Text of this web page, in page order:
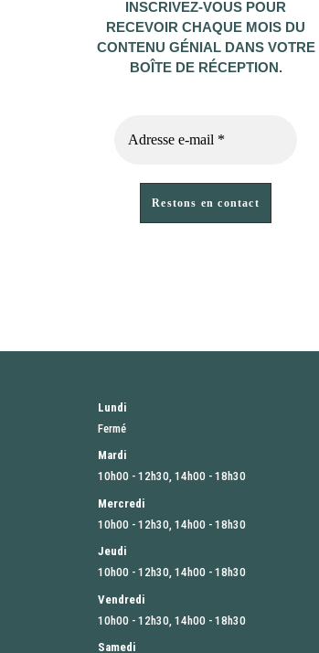
INSCRIVEZ-VOUS POUR
RECEVOIR CHAQUE MOIS DU
CONTENU GÉNIAL DANS VOTRE
BOÎTE DE RÉCEPTION.
Lundi
Fermé
Mardi
10h00 - 12h30, 14h00 - 18h30
Mercredi
10h00 - 12h30, 14h00 - 18h30
Jeudi
10h00 - 12h30, 14h00 - 18h30
Vendredi
10h00 - 12h30, 14h00 - 18h30
Samedi